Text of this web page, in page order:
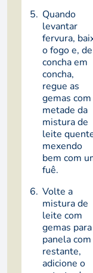
Quando
levantar
fervura,
o fogo e, de
concha em
concha,
regue as
gemas com
metade da
mistura de
leite
mexendo
bem com
fuê.
Volte a
mistura de
leite com
gemas
panela
restante,
adicione o